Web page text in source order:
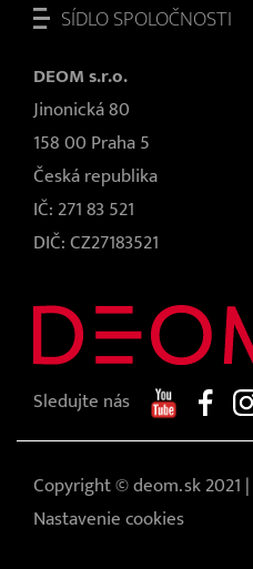
SÍDLO SPOLOČNOSTI
DEOM s.r.o.
Jinonická 80
158 00 Praha 5
Česká republika
IČ: 271 83 521
DIČ: CZ27183521
Sledujte nás
Copyright © deom.sk 2021 |
Nastavenie cookies